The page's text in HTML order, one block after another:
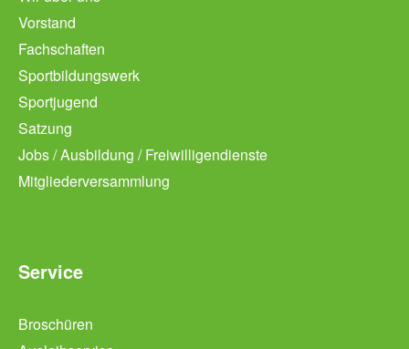
Vorstand
Fachschaften
Sportbildungswerk
Sportjugend
Satzung
Jobs / Ausbildung / Freiwilligendienste
Mitgliederversammlung
Service
Broschüren